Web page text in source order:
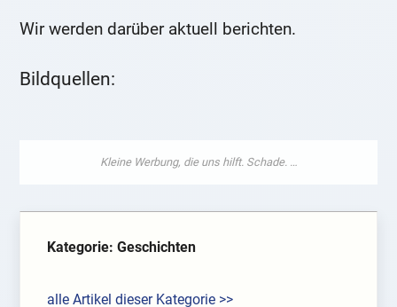
Wir werden darüber aktuell berichten.
Bildquellen:
Kategorie: Geschichten
alle Artikel dieser Kategorie >>